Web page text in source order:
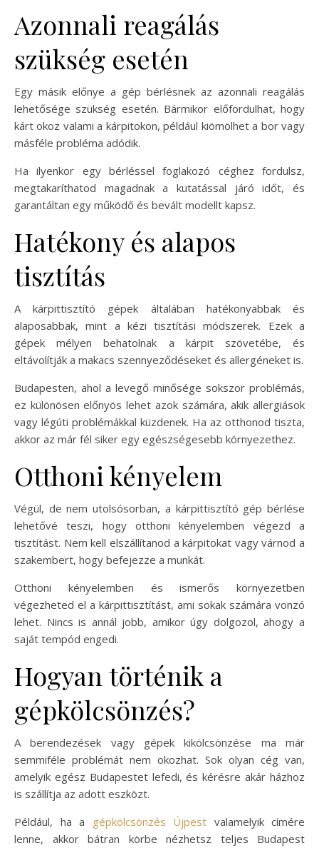
Azonnali reagálás
szükség esetén
Egy másik előnye a gép bérlésnek az azonnali reagálás
lehetősége szükség esetén. Bármikor előfordulhat, hogy
kárt okoz valami a kárpitokon, például kiömölhet a bor vagy
másféle probléma adódik.
Ha ilyenkor egy bérléssel foglakozó céghez fordulsz,
megtakaríthatod magadnak a kutatással járó időt, és
garantáltan egy működő és bevált modellt kapsz.
Hatékony és alapos
tisztítás
A kárpittisztító gépek általában hatékonyabbak és
alaposabbak, mint a kézi tisztítási módszerek. Ezek a
gépek mélyen behatolnak a kárpit szövetébe, és
eltávolítják a makacs szennyeződéseket és allergéneket is.
Budapesten, ahol a levegő minősége sokszor problémás,
ez különösen előnyös lehet azok számára, akik allergiások
vagy légúti problémákkal küzdenek. Ha az otthonod tiszta,
akkor az már fél siker egy egészségesebb környezethez.
Otthoni kényelem
Végül, de nem utolsósorban, a kárpittisztító gép bérlése
lehetővé teszi, hogy otthoni kényelemben végezd a
tisztítást. Nem kell elszállítanod a kárpitokat vagy várnod a
szakembert, hogy befejezze a munkát.
Otthoni kényelemben és ismerős környezetben
végezheted el a kárpittisztítást, ami sokak számára vonzó
lehet. Nincs is annál jobb, amikor úgy dolgozol, ahogy a
saját tempód engedi.
Hogyan történik a
gépkölcsönzés?
A berendezések vagy gépek kikölcsönzése ma már
semmiféle problémát nem okozhat. Sok olyan cég van,
amelyik egész Budapestet lefedi, és kérésre akár házhoz
is szállítja az adott eszközt.
Például, ha a gépkölcsönzés Újpest valamelyik címére
lenne, akkor bátran körbe nézhetsz teljes Budapest